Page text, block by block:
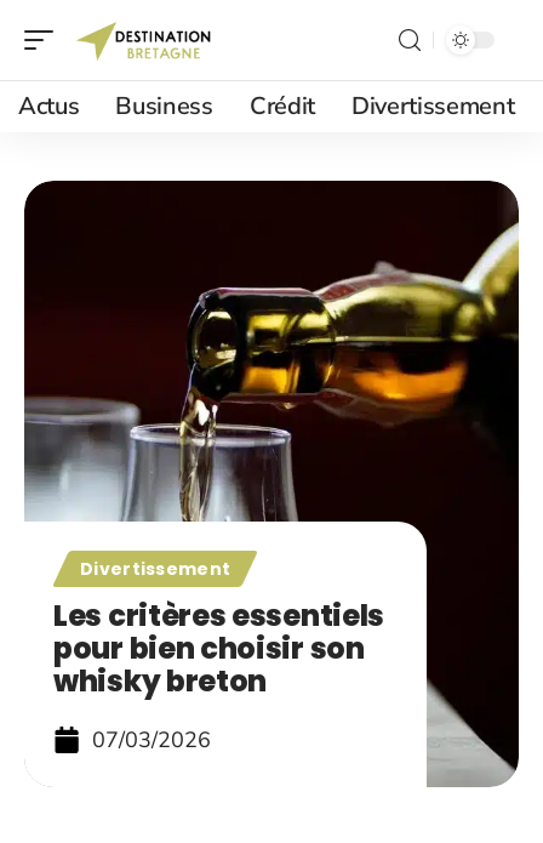
Actus Business Crédit Divertissement
Divertissement
Les critères essentiels
pour bien choisir son
whisky breton
07/03/2026